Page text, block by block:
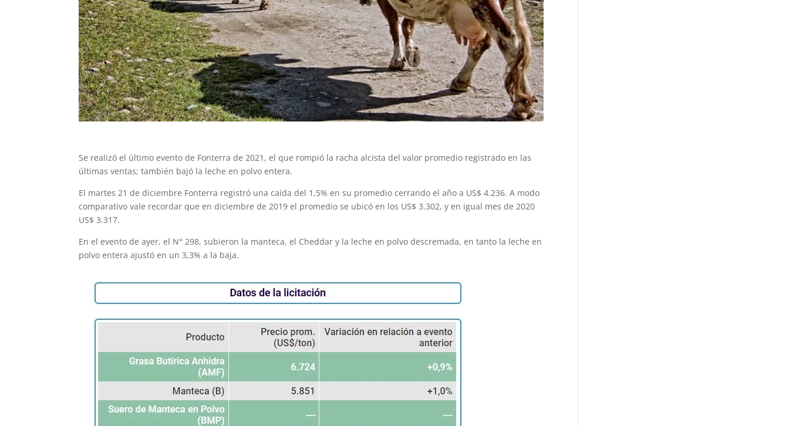
Se realizó el último evento de Fonterra de 2021, el que rompió la racha alcista del valor promedio registrado en las
últimas ventas; también bajó la leche en polvo entera.
El martes 21 de diciembre Fonterra registró una caída del 1,5% en su promedio cerrando el año a US$ 4.236. A modo
comparativo vale recordar que en diciembre de 2019 el promedio se ubicó en los US$ 3.302, y en igual mes de 2020
US$ 3.317.
En el evento de ayer, el N° 298, subieron la manteca, el Cheddar y la leche en polvo descremada, en tanto la leche en
polvo entera ajustó en un 3,3% a la baja.